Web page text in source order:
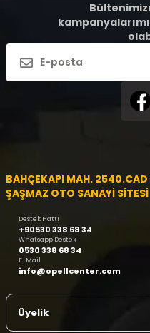
BAHÇEKAPI MAH.
ŞAŞMAZ OTO SANAYİ SİTESİ
Destek Hattı
+90530 338 68 34
Whatsapp Destek
0530 338 68 34
E-Mail
info@opellcenter.com
Üyelik